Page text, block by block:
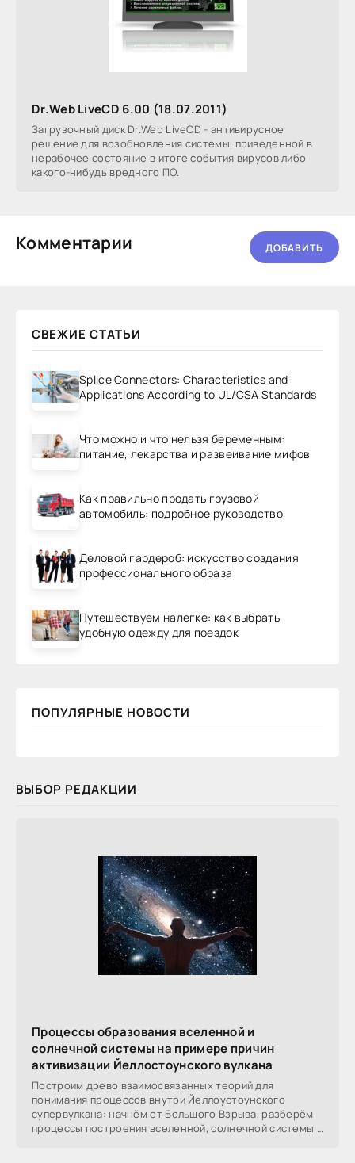
Dr.Web LiveCD 6.00 (18.07.2011)
Загрузочный диск Dr.Web LiveCD - антивирусное
решение для возобновления системы, приведенной в
нерабочее состояние в итоге события вирусов либо
какого-нибудь вредного ПО.
Комментарии ДОБАВИТЬ
СВЕЖИЕ СТАТЬИ
Splice Connectors: Characteristics and
Applications According to UL/CSA Standards
Что можно и что нельзя беременным:
питание, лекарства и развеивание мифов
Как правильно продать грузовой
автомобиль: подробное руководство
Деловой гардероб: искусство создания
профессионального образа
Путешествуем налегке: как выбрать
удобную одежду для поездок
ПОПУЛЯРНЫЕ НОВОСТИ
ВЫБОР РЕДАКЦИИ
Процессы образования вселенной и
солнечной системы на примере причин
активизации Йеллостоунского вулкана
Построим древо взаимосвязанных теорий для
понимания процессов внутри Йеллоустоунского
супервулкана: начнём от Большого Взрыва, разберём
процессы построения вселенной, солнечной системы в